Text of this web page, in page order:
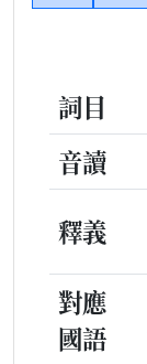
詞目
音讀
釋義
對應
國語